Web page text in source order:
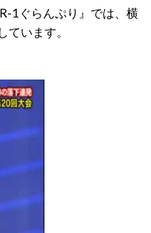
1ぐらんぷり』では、横
います。